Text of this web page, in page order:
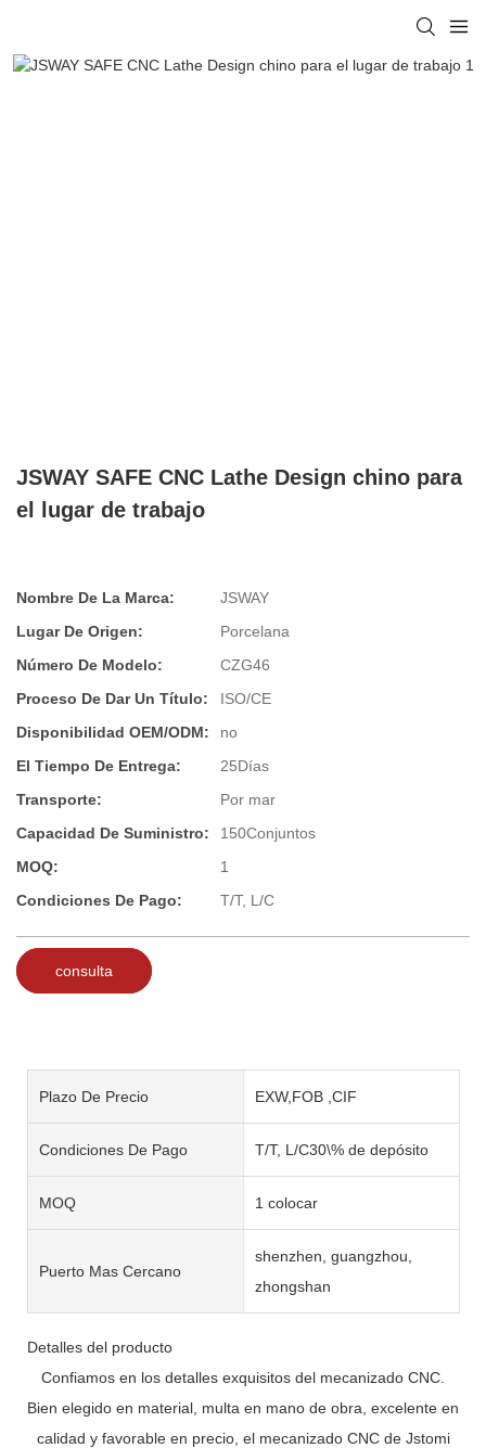
JSWAY SAFE CNC Lathe Design chino para
el lugar de trabajo
Nombre De La Marca:
JSWAY
Lugar De Origen:
Porcelana
Número De Modelo:
CZG46
Proceso De Dar Un Título:
ISO/CE
Disponibilidad OEM/ODM:
no
El Tiempo De Entrega:
25Días
Transporte:
Por mar
Capacidad De Suministro:
150Conjuntos
MOQ:
1
Condiciones De Pago:
T/T, L/C
consulta
Plazo De Precio EXW,FOB ,CIF
Condiciones De Pago T/T, L/C30\% de depósito
MOQ 1 colocar
Puerto Mas Cercano
shenzhen, guangzhou,
zhongshan
Detalles del producto
Confiamos en los detalles exquisitos del mecanizado CNC.
Bien elegido en material, multa en mano de obra, excelente en
calidad y favorable en precio, el mecanizado CNC de Jstomi